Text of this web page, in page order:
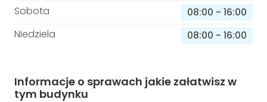
Sobota 08:00 - 16:00
Niedziela
08:00 - 16:00
Informacje o sprawach jakie załatwisz w
tym budynku